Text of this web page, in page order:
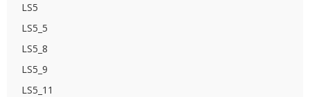
LS5
LS5_5
LS5_8
LS5_9
LS5_11